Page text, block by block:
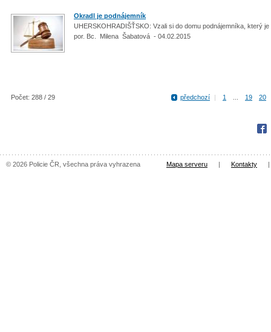
Okradl je podnájemník
UHERSKOHRADIŠŤSKO: Vzali si do domu podnájemníka, který
por. Bc. Milena Šabatová - 04.02.2015
Počet: 288 / 29 předchozí | 1 19 20
© 2026 Policie ČR, všechna práva vyhrazena Mapa serveru | Kontakty |